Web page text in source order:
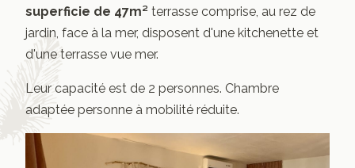
superficie de 47m² terrasse comprise, au rez de
jardin, face à la mer, disposent d'une kitchenette et
d'une terrasse vue mer.
Leur capacité est de 2 personnes. Chambre
adaptée personne à mobilité réduite.